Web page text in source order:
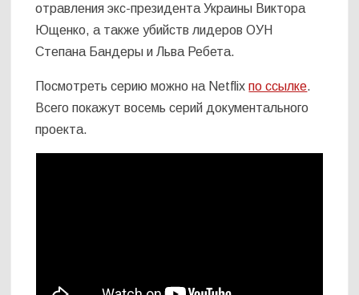
отравления экс-президента Украины Виктора
Ющенко, а также убийств лидеров ОУН
Степана Бандеры и Льва Ребета.
Посмотреть серию можно на Netflixпо ссылке.
Всего покажут восемь серий документального
проекта.